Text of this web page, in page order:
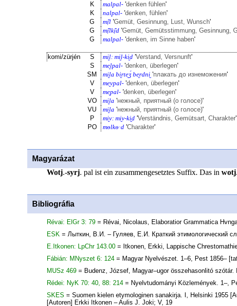
K
malpal- 'denken fühlen'
K
nalpal- 'denken, fühlen'
G
mị̑l 'Gemüt, Gesinnung, Lust, Wunsch'
G
mị̑lkị̑d 'Gemüt, Gemütsstimmung, Gesinnung,
G
malpal- 'denken, im Sinne haben'
komi/zürjén S mi̮l: mi̮l-ki̮d 'Verstand, Versnunft'
S
me̮lpal- 'denken, überlegen'
SM
mi̮la bi̮rte̮ʒ́ be̮rdni̮ 'плакать до изнеможения'
V
me̮vpal- 'denken, überlegen'
V
me̮pal- 'denken, überlegen'
VO
mi̮la 'нежный, приятный (о голосе)'
VU
mi̮la 'нежный, приятный (о голосе)'
P
mi̮v: mi̮v-ki̮d 'Verständnis, Gemütsart, Charakter'
PO
mɵlkɵ·d 'Charakter'
Magyarázat
Wotj.-syrj. pal ist ein zusammengesetztes Suffix. Das in wotj.
Bibliográfia
Révai: ElGr 3: 79 = Révai, Nicolaus, Elaboratior Grammatica
ESK = Лыткин, В.И. – Гуляев, Е.И. Краткий этимологический
E.Itkonen: LpChr 143.00 = Itkonen, Erkki, Lappische
Fábián: MNyszet 6: 124 = Magyar Nyelvészet. 1–6, Pest 1856–
MUSz 469 = Budenz, József, Magyar–ugor összehasonlitó szótár.
Rédei: NyK 70: 40, 88: 214 = Nyelvtudományi Közlemények. 1–,
SKES = Suomen kielen etymologinen sanakirja. I, Helsinki 1955
[Autoren] Erkki Itkonen – Aulis J. Joki; V, 19